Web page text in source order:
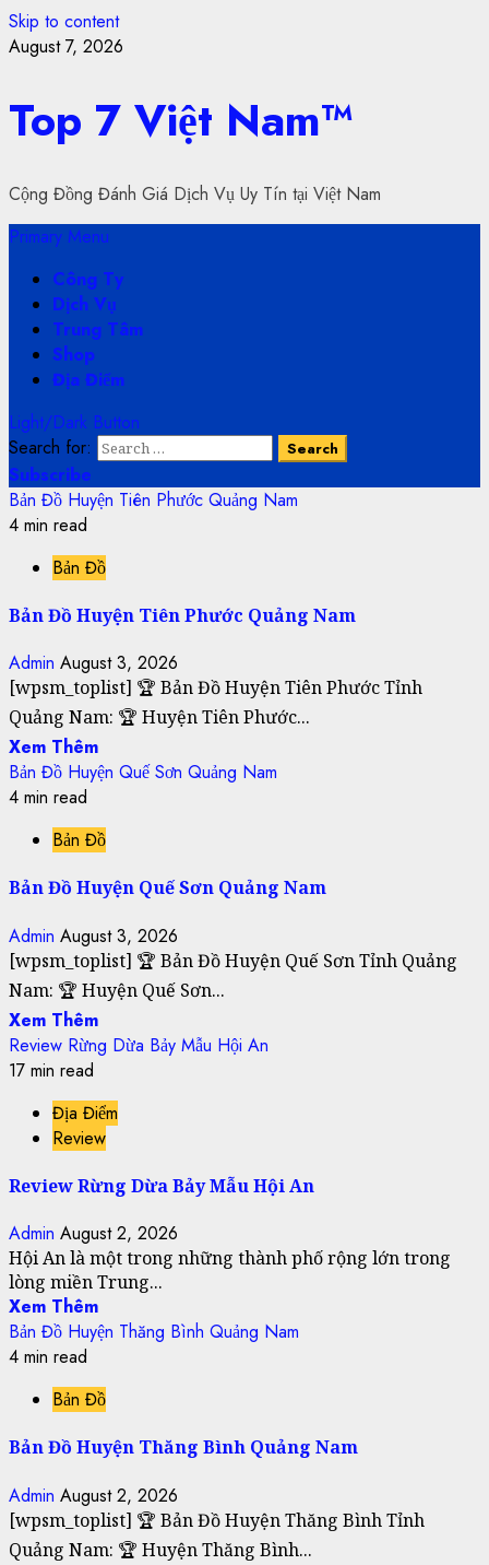
Skip to content
August 7, 2026
Top 7 Việt Nam™
Cộng Đồng Đánh Giá Dịch Vụ Uy Tín tại Việt Nam
Primary Menu
Công Ty
Dịch Vụ
Trung Tâm
Shop
Địa Điểm
Light/Dark Button
Search for:
Subscribe
Bản Đồ Huyện Tiên Phước Quảng Nam
4 min read
Bản Đồ
Bản Đồ Huyện Tiên Phước Quảng Nam
Admin August 3, 2026
[wpsm_toplist] 🏆 Bản Đồ Huyện Tiên Phước Tỉnh
Quảng Nam: 🏆 Huyện Tiên Phước...
Xem Thêm
Bản Đồ Huyện Quế Sơn Quảng Nam
4 min read
Bản Đồ
Bản Đồ Huyện Quế Sơn Quảng Nam
Admin August 3, 2026
[wpsm_toplist] 🏆 Bản Đồ Huyện Quế Sơn Tỉnh Quảng
Nam: 🏆 Huyện Quế Sơn...
Xem Thêm
Review Rừng Dừa Bảy Mẫu Hội An
17 min read
Địa Điểm
Review
Review Rừng Dừa Bảy Mẫu Hội An
Admin August 2, 2026
Hội An là một trong những thành phố rộng lớn trong
lòng miền Trung...
Xem Thêm
Bản Đồ Huyện Thăng Bình Quảng Nam
4 min read
Bản Đồ
Bản Đồ Huyện Thăng Bình Quảng Nam
Admin August 2, 2026
[wpsm_toplist] 🏆 Bản Đồ Huyện Thăng Bình Tỉnh
Quảng Nam: 🏆 Huyện Thăng Bình...